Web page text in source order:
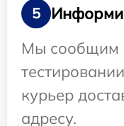
5
Мы сообщим
курьер
адресу.